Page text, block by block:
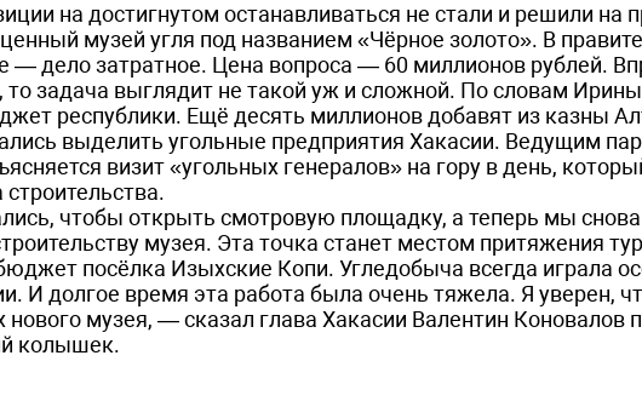
на достигнутом останавливаться не стали и решили на
музей угля под названием «Чёрное золото». В
— дело затратное. Цена вопроса — 60 миллионов рублей.
то задача выглядит не такой уж и сложной. По словам
республики. Ещё десять миллионов добавят из казны
выделить угольные предприятия Хакасии. Ведущим
визит «угольных генералов» на гору в день,
чтобы открыть смотровую площадку, а теперь мы снова
музея. Эта точка станет местом притяжения
посёлка Изыхские Копи. Угледобыча всегда играла
И долгое время эта работа была очень тяжела. Я уверен,
нового музея, — сказал глава Хакасии Валентин Коновалов
колышек.